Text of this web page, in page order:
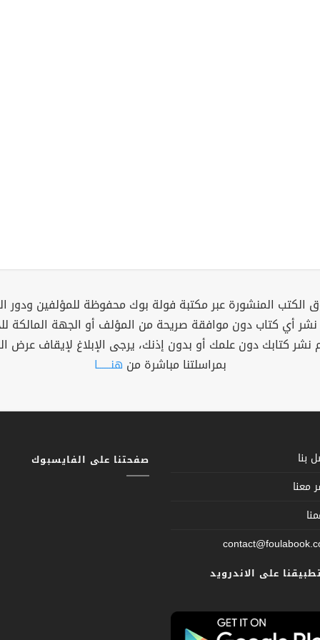
الكتب المنشورة عبر مكتبة فولة بوك محفوظة للمؤلفين ودور
نشر أي كتاب دون موافقة صريحة من المؤلف أو الجهة المالكة
نشر كتابك دون علمك أو بدون إذنك، يرجى الإبلاغ لإيقاف عرض
بمراسلتنا مباشرة من هنــــــا
بنا
معنا
على الاندرويد
صفحتنا على الفايسبوك